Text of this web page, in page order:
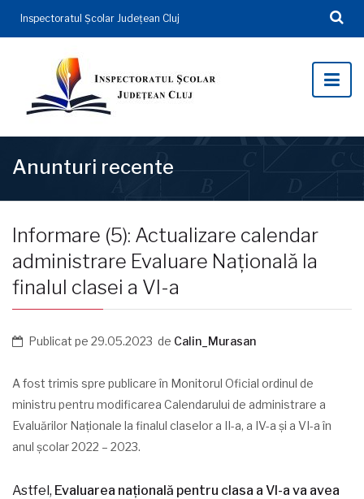
Inspectoratul Şcolar Județean Cluj
Anunturi recente
Informare (5): Actualizare calendar
administrare Evaluare Națională la
finalul clasei a VI-a
Publicat pe 29.05.2023 de Calin_Murasan
A fost trimis spre publicare în Monitorul Oficial ordinul de
ministru pentru modificarea Calendarului de administrare a
Evaluărilor Naționale la finalul claselor a II-a, a IV-a și a VI-a în
anul școlar 2022 – 2023.
Astfel, Evaluarea națională pentru clasa a VI-a va avea